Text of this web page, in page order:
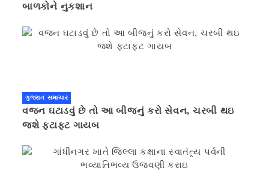
બાળકોને નુકશાન
ગુજરાત સમાચાર
વજન ઘટાડવું છે તો આ બીજનું કરો સેવન, ચરબી થઇ
જશે ફટાફટ ગાયબ